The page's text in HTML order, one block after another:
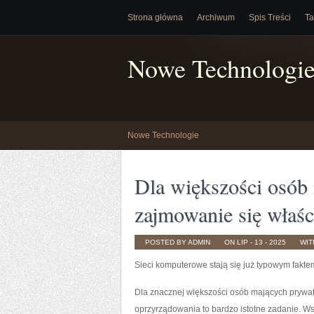
Strona główna Archiwum Spis Treści
Nowe
Nowe Technologie
Dla większości osób
zajmowanie się
POSTED BY ADMIN ON LIP - 13 - 2025
Sieci komputerowe stają się już typowym
Dla znacznej większości osób mających
oprzyrządowania to bardzo istotne zadanie.